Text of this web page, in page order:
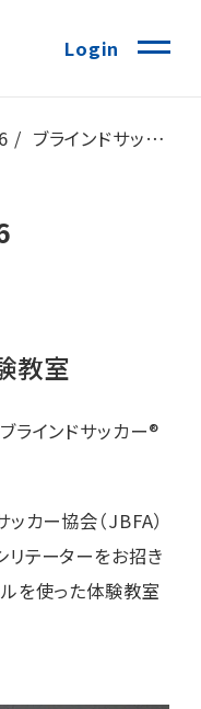
Login
ブラインドサッカー®体験教室
教室
ラインドサッカー®
カー協会（JBFA）
テーターをお招き
を使った体験教室